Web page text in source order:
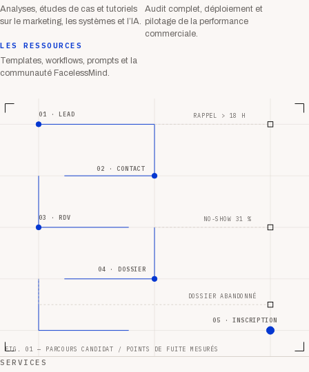
Analyses, études de cas et tutoriels
sur le marketing, les systèmes et l’IA.
Audit complet, déploiement et
pilotage de la performance
commerciale.
LES RESSOURCES
Templates, workflows, prompts et la
communauté FacelessMind.
01 · LEAD
02 · CONTACT
03 · RDV
04 · DOSSIER
05 · INSCRIPTION
RAPPEL > 18 H
NO-SHOW 31 %
DOSSIER ABANDONNÉ
FIG. 01 — PARCOURS CANDIDAT / POINTS DE FUITE MESURÉS
SERVICES